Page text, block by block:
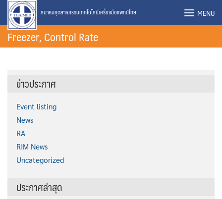
Skip
content
สมาคมอุตสาหกรรมเทคโนโลยีเครื่องมือแพทย์ไทย MENU
Freezer, Control Rate
ข่าวประกาศ
Event listing
News
RA
RIM News
Uncategorized
ประกาศล่าสุด